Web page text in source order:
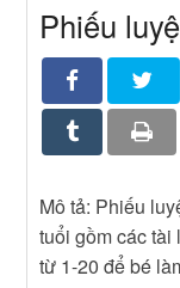
Phiếu
Mô tả: Phiếu
tuổi gồm các
từ 1-20 để bé